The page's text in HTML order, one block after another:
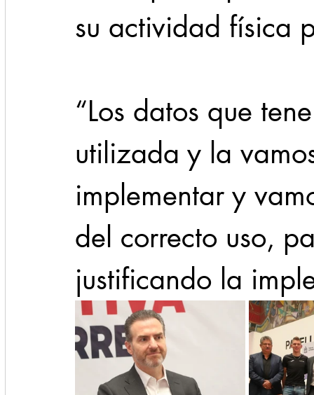
su actividad física
“Los datos que
utilizada y la
implementar y
del correcto uso,
justificando la